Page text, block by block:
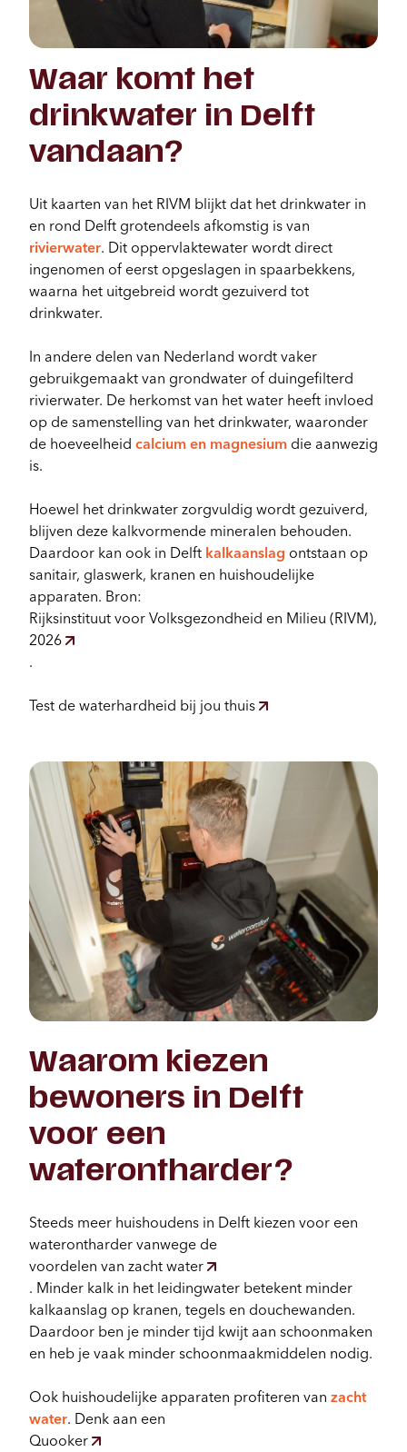
Waar komt het
drinkwater in Delft
vandaan?
Uit kaarten van het RIVM blijkt dat het drinkwater in
en rond Delft grotendeels afkomstig is van
rivierwater. Dit oppervlaktewater wordt direct
ingenomen of eerst opgeslagen in spaarbekkens,
waarna het uitgebreid wordt gezuiverd tot
drinkwater.
In andere delen van Nederland wordt vaker
gebruikgemaakt van grondwater of duingefilterd
rivierwater. De herkomst van het water heeft invloed
op de samenstelling van het drinkwater, waaronder
de hoeveelheid calcium en magnesium die aanwezig
is.
Hoewel het drinkwater zorgvuldig wordt gezuiverd,
blijven deze kalkvormende mineralen behouden.
Daardoor kan ook in Delft kalkaanslag ontstaan op
sanitair, glaswerk, kranen en huishoudelijke
apparaten. Bron:
Rijksinstituut voor Volksgezondheid en Milieu (RIVM),
2026
.
Test de waterhardheid bij jou thuis
Waarom kiezen
bewoners in Delft
voor een
waterontharder?
Steeds meer huishoudens in Delft kiezen voor een
waterontharder vanwege de
voordelen van zacht water
. Minder kalk in het leidingwater betekent minder
kalkaanslag op kranen, tegels en douchewanden.
Daardoor ben je minder tijd kwijt aan schoonmaken
en heb je vaak minder schoonmaakmiddelen nodig.
Ook huishoudelijke apparaten profiteren van zacht
water. Denk aan een
Quooker